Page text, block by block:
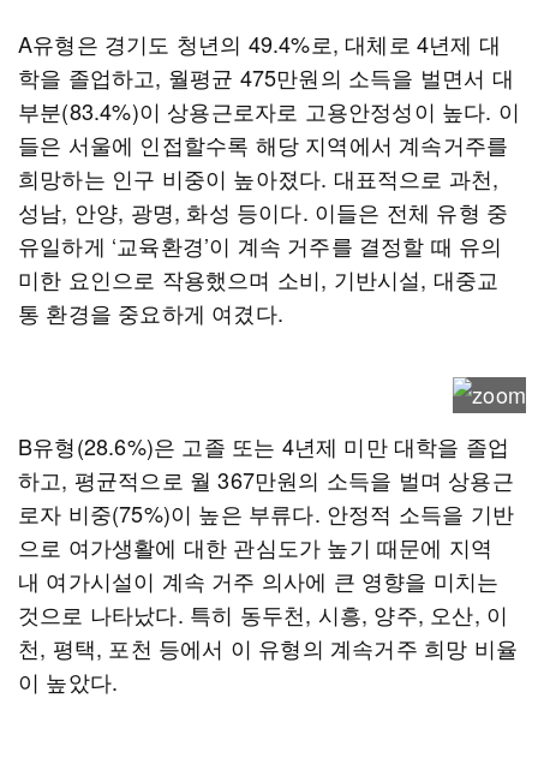
A유형은 경기도 청년의 49.4%로, 대체로 4년제 대
학을 졸업하고, 월평균 475만원의 소득을 벌면서 대
부분(83.4%)이 상용근로자로 고용안정성이 높다. 이
들은 서울에 인접할수록 해당 지역에서 계속거주를
희망하는 인구 비중이 높아졌다. 대표적으로 과천,
성남, 안양, 광명, 화성 등이다. 이들은 전체 유형 중
유일하게 ‘교육환경’이 계속 거주를 결정할 때 유의
미한 요인으로 작용했으며 소비, 기반시설, 대중교
통 환경을 중요하게 여겼다.
B유형(28.6%)은 고졸 또는 4년제 미만 대학을 졸업
하고, 평균적으로 월 367만원의 소득을 벌며 상용근
로자 비중(75%)이 높은 부류다. 안정적 소득을 기반
으로 여가생활에 대한 관심도가 높기 때문에 지역
내 여가시설이 계속 거주 의사에 큰 영향을 미치는
것으로 나타났다. 특히 동두천, 시흥, 양주, 오산, 이
천, 평택, 포천 등에서 이 유형의 계속거주 희망 비율
이 높았다.